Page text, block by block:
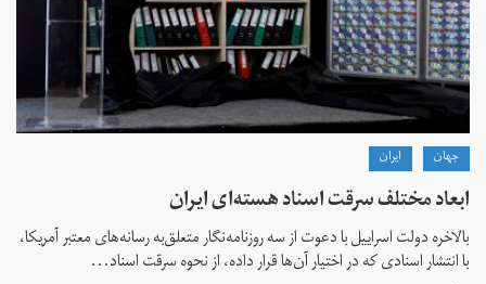
جهان ايران
ابعاد مختلف سرقت اسناد هسته‌ای ایران
بالاخره دولت اسراییل با دعوت از سه روزنامه‌نگار متعلق‌به رسانه‌های معتبر آمریکا،
با انتشار اسنادی که در اختیار آن‌ها قرار داده، از نحوه سرقت اسناد...